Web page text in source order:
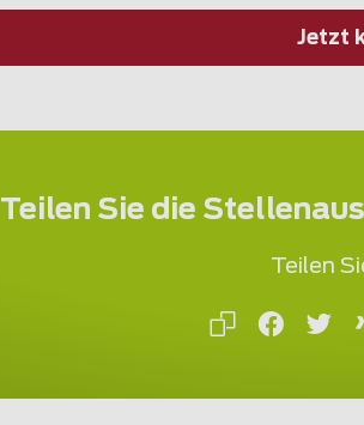
Jetzt
Teilen Sie die
Teilen